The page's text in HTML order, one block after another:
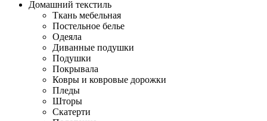
Домашний текстиль
Ткань мебельная
Постельное белье
Одеяла
Диванные подушки
Подушки
Покрывала
Ковры и ковровые дорожки
Пледы
Шторы
Скатерти